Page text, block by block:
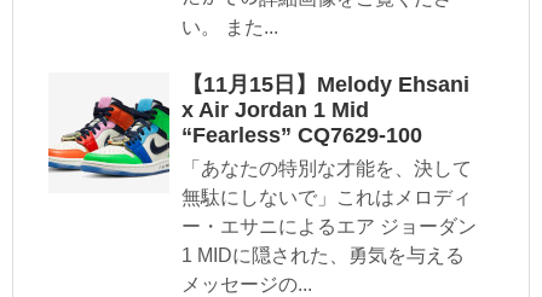
い。 また...
【11月15日】Melody Ehsani
x Air Jordan 1 Mid
“Fearless” CQ7629-100
「あなたの特別な才能を、決して
無駄にしないで」これはメロディ
ー・エサニによるエア ジョーダン
1 MIDに隠された、勇気を与える
メッセージの...